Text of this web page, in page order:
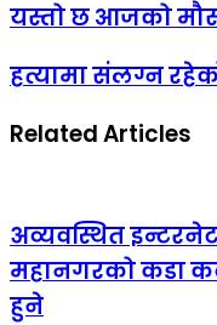
यस्तो छ आजको
हत्यामा संलग्न
Related Articles
अव्यवस्थित
महानगरको कडा
हुने